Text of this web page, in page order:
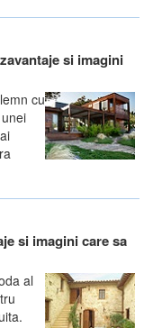
si imagini
cu
si imagini care sa
al